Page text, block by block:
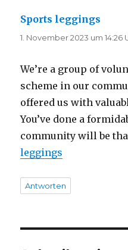
Sports leggings
1. November 2023 um 14:26
We’re a group of
scheme in our
offered us with
You’ve done a
community will be
leggings
Antworten